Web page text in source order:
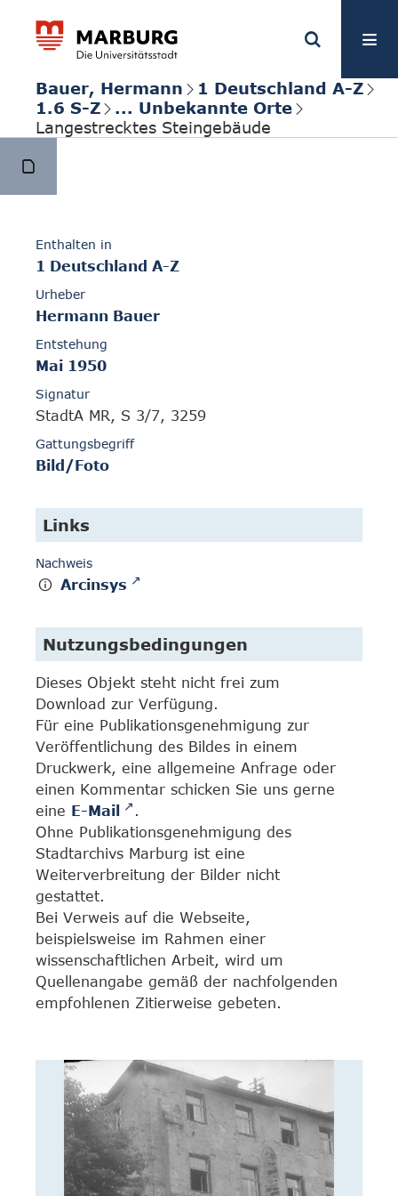
Bauer, Hermann
1 Deutschland A-Z
1.6 S-Z
... Unbekannte Orte
Langestrecktes Steingebäude
Enthalten in
1 Deutschland A-Z
Urheber
Hermann Bauer
Entstehung
Mai 1950
Signatur
StadtA MR, S 3/7, 3259
Gattungsbegriff
Bild/Foto
Links
Nachweis
Arcinsys
Nutzungsbedingungen
Dieses Objekt steht nicht frei zum
Download zur Verfügung.
Für eine Publikationsgenehmigung zur
Veröffentlichung des Bildes in einem
Druckwerk, eine allgemeine Anfrage oder
einen Kommentar schicken Sie uns gerne
eine E-Mail
.
Ohne Publikationsgenehmigung des
Stadtarchivs Marburg ist eine
Weiterverbreitung der Bilder nicht
gestattet.
Bei Verweis auf die Webseite,
beispielsweise im Rahmen einer
wissenschaftlichen Arbeit, wird um
Quellenangabe gemäß der nachfolgenden
empfohlenen Zitierweise gebeten.